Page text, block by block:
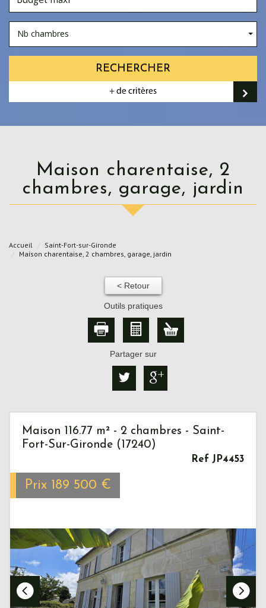
Nb chambres
RECHERCHER
+ de critères
Maison charentaise, 2
chambres, garage, jardin
Accueil
Saint-Fort-sur-Gironde
Maison charentaise, 2 chambres, garage, jardin
< Retour
Outils pratiques
Partager sur
Maison 116.77 m² - 2 chambres - Saint-
Fort-Sur-Gironde (17240)
Ref JP4453
Prix 189 500 €